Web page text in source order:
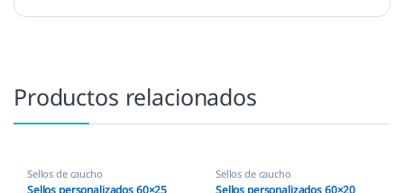
Productos relacionados
Sellos de caucho
Sellos personalizados 60×25
Sellos de caucho
Sellos personalizados 60×20